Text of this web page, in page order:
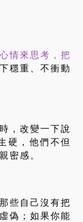
情來思考，把
穩重、不衝動
，改變一下說
硬，他們不但
密感。
些自己沒有把
偽；如果你能